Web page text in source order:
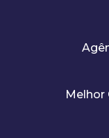
Melhor